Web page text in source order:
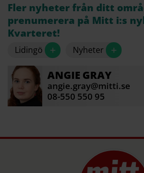
Fler nyheter från ditt
prenumerera på Mitt i:s
Kvarteret!
Lidingö + Nyheter +
ANGIE GRAY
angie.gray@mitti.se
08-550 550 95